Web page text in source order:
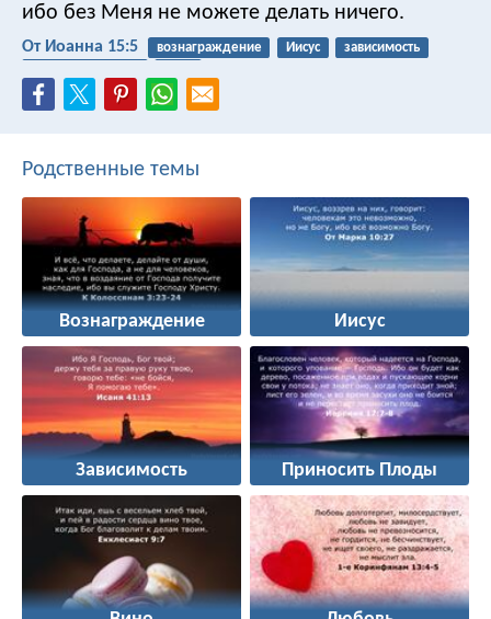
ибо без Меня не можете делать ничего.
От Иоанна 15:5 вознаграждение Иисус
зависимость
Родственные темы
Вознаграждение Иисус
Зависимость Приносить Плоды